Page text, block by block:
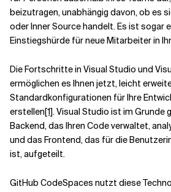
beizutragen, unabhängig davon, ob es
oder Inner Source handelt. Es ist sogar
Einstiegshürde für neue Mitarbeiter in
Die Fortschritte in Visual Studio und
ermöglichen es Ihnen jetzt, leicht
Standardkonfigurationen für Ihre
erstellen[1]. Visual Studio ist im Grunde
Backend, das Ihren Code verwaltet,
und das Frontend, das für die
ist, aufgeteilt.
GitHub CodeSpaces nutzt diese